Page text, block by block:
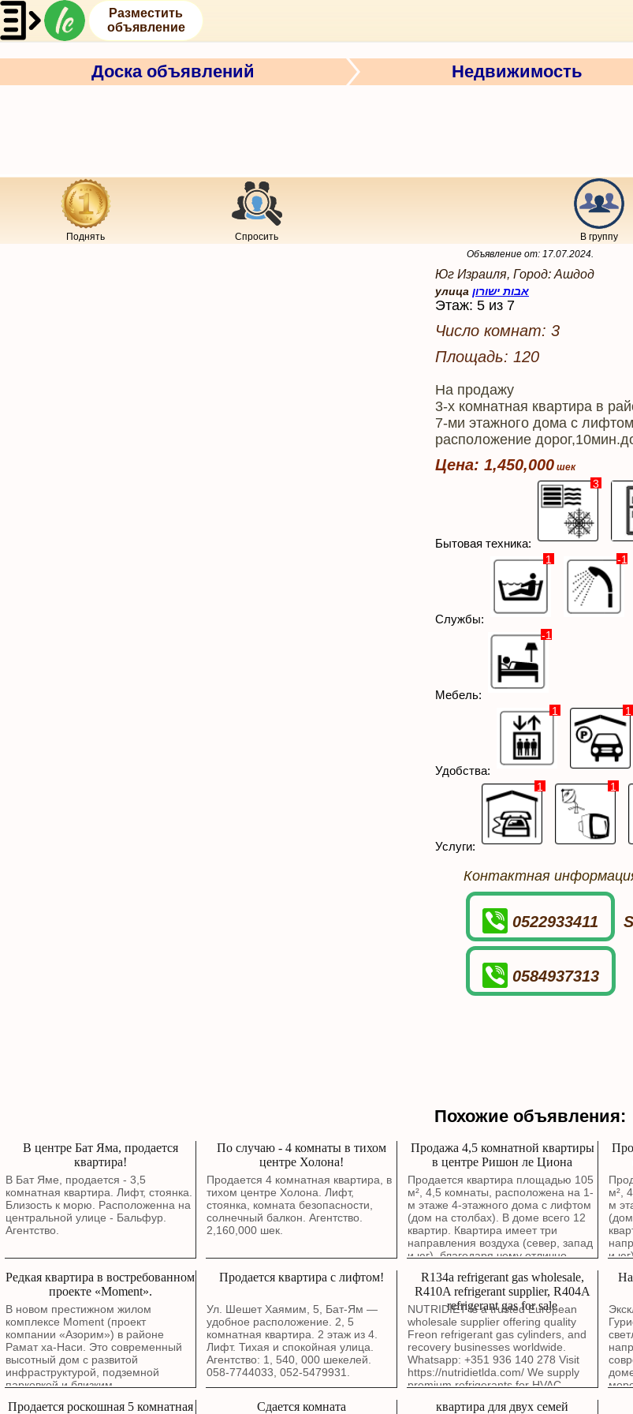
Разместить
объявление
Доска объявлений Недвижимость
Поднять Спросить В группу
Объявление от: 17.07.2024.
Юг Израиля, Город: Ашдод
улица אבות ישורון
Этаж: 5 из 7
Число комнат: 3
Площадь: 120
На продажу
3-х комнатная квартира в
7-ми этажного дома с
расположение
Цена: 1,450,000
Бытовая техника:
3
Службы:
1 -1
Мебель:
-1
Удобства:
1 1
Услуги:
1 1
Контактная
0522933411
0584937313
Похожие объявления:
В центре Бат Яма, продается
квартира!
В Бат Яме, продается - 3,5
комнатная квартира. Лифт, стоянка.
Близость к морю. Расположенна на
центральной улице - Бальфур.
Агентство.
По случаю - 4 комнаты в тихом
центре Холона!
Продается 4 комнатная квартира, в
тихом центре Холона. Лифт,
стоянка, комната безопасности,
солнечный балкон. Агентство.
2,160,000 шек.
Продажа 4,5 комнатной квартиры
в центре Ришон ле Циона
Продается квартира площадью 105
м², 4,5 комнаты, расположена на 1-
м этаже 4-этажного дома с лифтом
(дом на столбах). В доме всего 12
квартир. Квартира имеет три
направления воздуха (север, запад
и юг), благодаря чему отлично
выходят на зеленый сквер. В
квартире выполнен капитальный
ремонт с полной заменой
электропроводки, водопроводных и
канализационных труб. Стены были
заново отремонтированы около
года назад. Можно въезжать без
дополнительных вложений.
Планировка включает просторную
отличном состоянии с фасадами
м²,
м
и
Редкая квартира в востребованном
проекте «Moment».
В новом престижном жилом
комплексе Moment (проект
компании «Азорим») в районе
Рамат ха-Наси. Это современный
высотный дом с развитой
инфраструктурой, подземной
парковкой и близким
легкорельсового транспорта
Продается квартира с лифтом!
Ул. Шешет Хаямим, 5, Бат-Ям —
удобное расположение. 2, 5
комнатная квартира. 2 этаж из 4.
Лифт. Тихая и спокойная улица.
Агентство: 1, 540, 000 шекелей.
058-7744033, 052-5479931.
R134a refrigerant gas wholesale,
R410A refrigerant supplier, R404A
refrigerant gas for sale
NUTRIDIET is a trusted European
wholesale supplier offering quality
Freon refrigerant gas cylinders, and
recovery businesses worldwide.
Whatsapp: +351 936 140 278 Visit
https://nutridietlda.com/ We supply
premium refrigerants for HVAC,
commercial cooling, and air
Продается роскошная 5 комнатная Сдается комната квартира для двух семей